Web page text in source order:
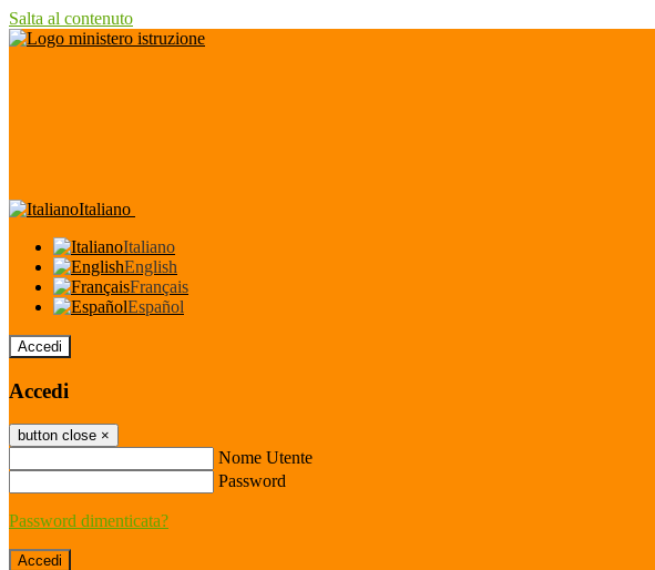
Salta al contenuto
Italiano
Italiano
English
Français
Español
Accedi
Accedi
button close ×
Nome Utente
Password
Password dimenticata?